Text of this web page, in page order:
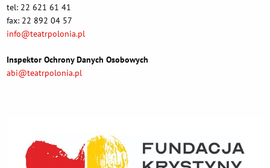
tel: 22 621 61 41
fax: 22 892 04 57
info@teatrpolonia.pl
Inspektor Ochrony Danych Osobowych
abi@teatrpolonia.pl